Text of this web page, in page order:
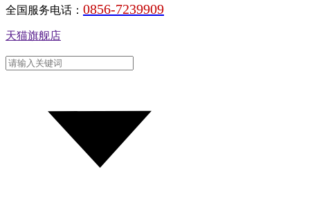
全国服务电话： 0856-7239909
天猫旗舰店